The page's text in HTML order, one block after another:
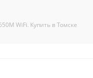
WiFi. Купить в Томске